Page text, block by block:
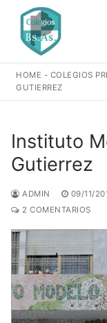
contenido
HOME - COLEGIOS
GUTIERREZ
Instituto
Gutierrez
ADMIN 09/11/
2 COMENTARIOS